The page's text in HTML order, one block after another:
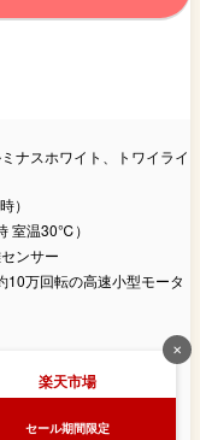
ナスホワイト、トワイライ
）
室温30℃）
ンサー
10万回転の高速小型モータ
）
✕
楽天市場
セール期間限定